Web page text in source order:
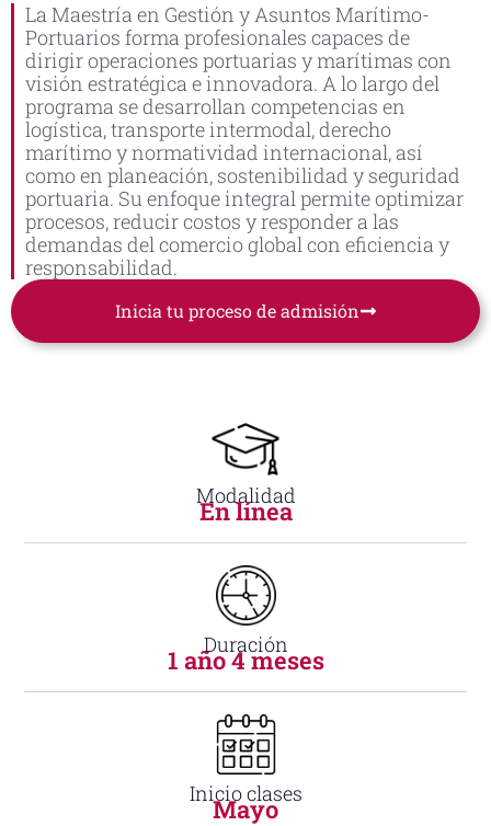
La Maestría en Gestión y Asuntos Marítimo-
Portuarios forma profesionales capaces de
dirigir operaciones portuarias y marítimas con
visión estratégica e innovadora. A lo largo del
programa se desarrollan competencias en
logística, transporte intermodal, derecho
marítimo y normatividad internacional, así
como en planeación, sostenibilidad y seguridad
portuaria. Su enfoque integral permite optimizar
procesos, reducir costos y responder a las
demandas del comercio global con eficiencia y
responsabilidad.
Inicia tu proceso de admisión
Modalidad
En línea
Duración
1 año 4 meses
Inicio clases
Mayo